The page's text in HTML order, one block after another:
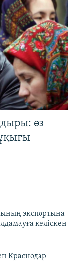
өз
экспортына
келіскен
Краснодар